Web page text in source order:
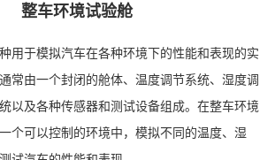
整车环境试验舱
用于模拟汽车在各种环境下的性能和表现的实
常由一个封闭的舱体、温度调节系统、湿度调
以及各种传感器和测试设备组成。在整车环境
个可以控制的环境中，模拟不同的温度、湿